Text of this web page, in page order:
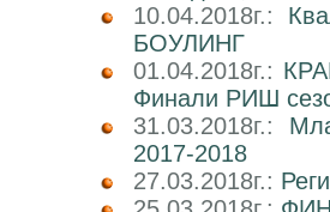
10.04.2018г.:
БОУЛИНГ
01.04.2018г.:
Финали РИШ
31.03.2018г.:
2017-2018
27.03.2018г.: